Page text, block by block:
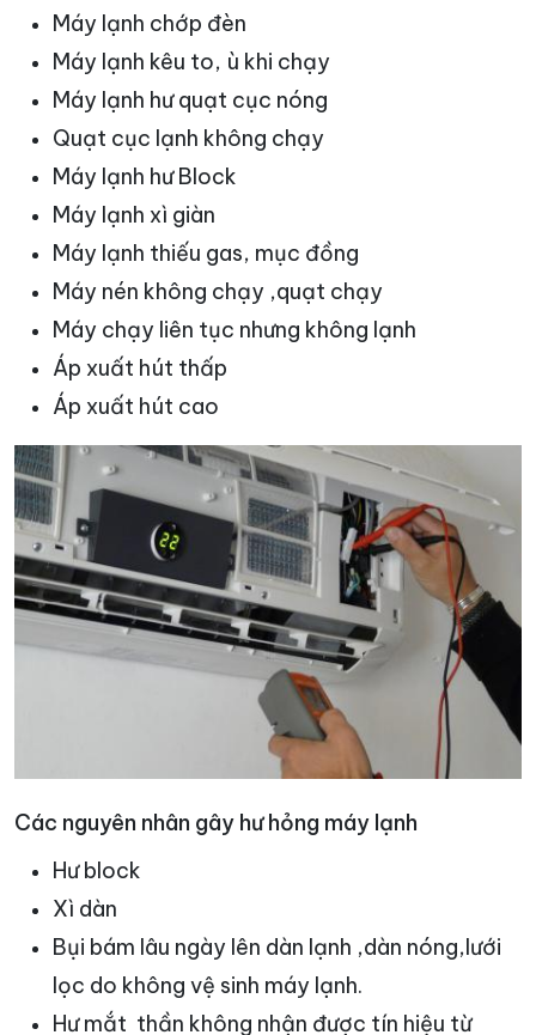
Máy lạnh chớp đèn
Máy lạnh kêu to, ù khi chạy
Máy lạnh hư quạt cục nóng
Quạt cục lạnh không chạy
Máy lạnh hư Block
Máy lạnh xì giàn
Máy lạnh thiếu gas, mục đồng
Máy nén không chạy ,quạt chạy
Máy chạy liên tục nhưng không lạnh
Áp xuất hút thấp
Áp xuất hút cao
Các nguyên nhân gây hư hỏng máy lạnh
Hư block
Xì dàn
Bụi bám lâu ngày lên dàn lạnh ,dàn nóng,lưới
lọc do không vệ sinh máy lạnh.
Hư mắt thần không nhận được tín hiệu từ